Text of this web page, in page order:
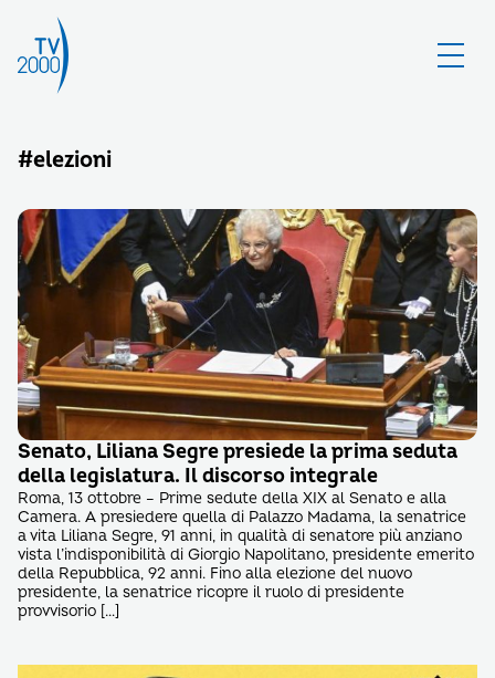
#elezioni
Senato, Liliana Segre presiede la prima seduta
della legislatura. Il discorso integrale
Roma, 13 ottobre – Prime sedute della XIX al Senato e alla
Camera. A presiedere quella di Palazzo Madama, la senatrice
a vita Liliana Segre, 91 anni, in qualità di senatore più anziano
vista l’indisponibilità di Giorgio Napolitano, presidente emerito
della Repubblica, 92 anni. Fino alla elezione del nuovo
presidente, la senatrice ricopre il ruolo di presidente
provvisorio […]